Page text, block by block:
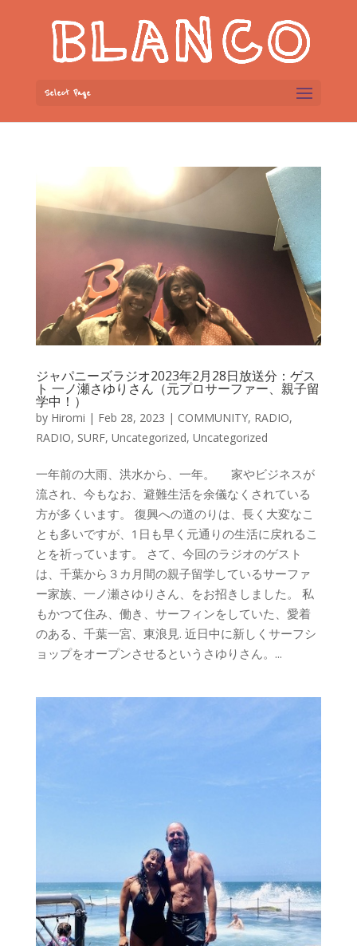
Select Page
ジャパニーズラジオ2023年2月28日放送分：ゲス
ト 一ノ瀬さゆりさん（元プロサーファー、親子留
学中！）
by Hiromi | Feb 28, 2023 | COMMUNITY, RADIO,
RADIO, SURF, Uncategorized, Uncategorized
一年前の大雨、洪水から、一年。 家やビジネスが
流され、今もなお、避難生活を余儀なくされている
方が多くいます。 復興への道のりは、長く大変なこ
とも多いですが、1日も早く元通りの生活に戻れるこ
とを祈っています。 さて、今回のラジオのゲスト
は、千葉から３カ月間の親子留学しているサーファ
ー家族、一ノ瀬さゆりさん、をお招きしました。 私
もかつて住み、働き、サーフィンをしていた、愛着
のある、千葉一宮、東浪見. 近日中に新しくサーフシ
ョップをオープンさせるというさゆりさん。...